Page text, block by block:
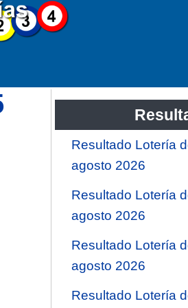
Resultado Lotería
agosto 2026
Resultado Lotería
agosto 2026
Resultado Lotería
agosto 2026
Resultado Lotería